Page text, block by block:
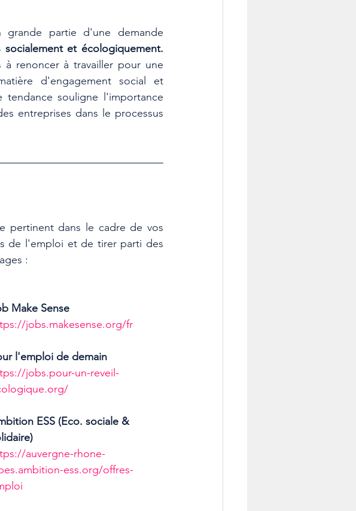
partie d'une demande
renoncer à travailler pour une
d'engagement social et
tendance souligne l'importance
entreprises dans le processus
pertinent dans le cadre de vos
de l'emploi et de tirer parti des
:
Make Sense
jobs.makesense.org/fr
l'emploi de demain
jobs.pour-un-reveil-
ESS (Eco. sociale &
auvergne-rhone-
ess.org/offres-